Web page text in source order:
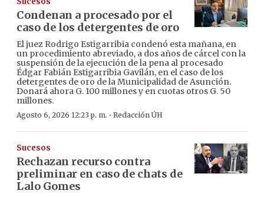
Condenan a procesado por el
caso de los detergentes de oro
El juez Rodrigo Estigarribia condenó esta mañana, en
un procedimiento abreviado, a dos años de cárcel con la
suspensión de la ejecución de la pena al procesado
Édgar Fabián Estigarribia Gavilán, en el caso de los
detergentes de oro de la Municipalidad de Asunción.
Donará ahora G. 100 millones y en cuotas otros G. 50
millones.
Agosto 6, 2026 12:23 p. m. · Redacción ÚH
Sucesos
Rechazan recurso contra
preliminar en caso de chats de
Lalo Gomes